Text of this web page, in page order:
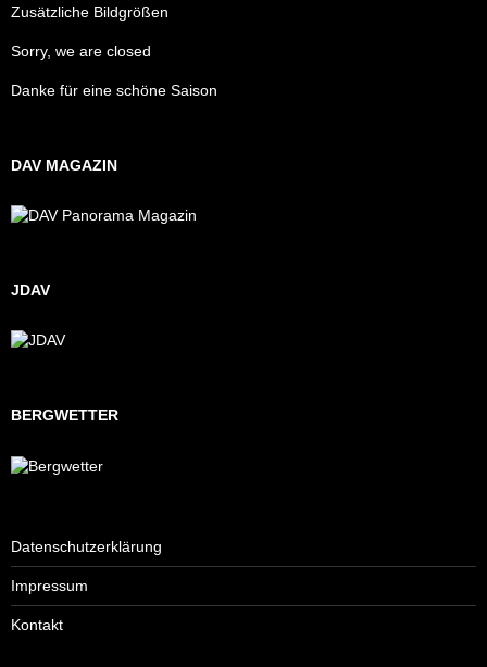
Zusätzliche Bildgrößen
Sorry, we are closed
Danke für eine schöne Saison
DAV MAGAZIN
JDAV
BERGWETTER
Datenschutzerklärung
Impressum
Kontakt